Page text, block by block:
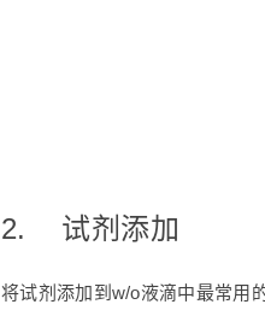
2. 试剂添加
将试剂添加到w/o液滴中最常用